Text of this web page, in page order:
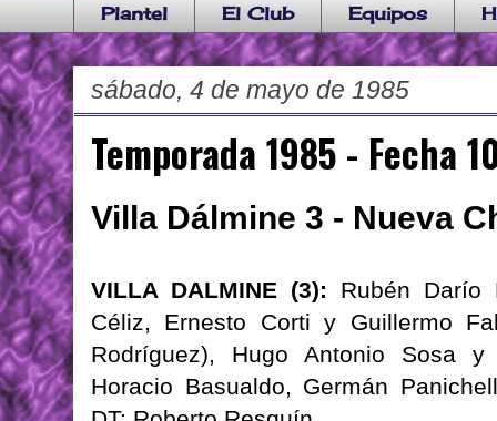
Plantel El Club Equipos
sábado, 4 de mayo de 1985
Temporada 1985 - Fecha
Villa Dálmine 3 - Nueva
VILLA DALMINE (3): Rubén Darío
Céliz, Ernesto Corti y Guillermo
Rodríguez), Hugo Antonio Sosa
Horacio Basualdo, Germán